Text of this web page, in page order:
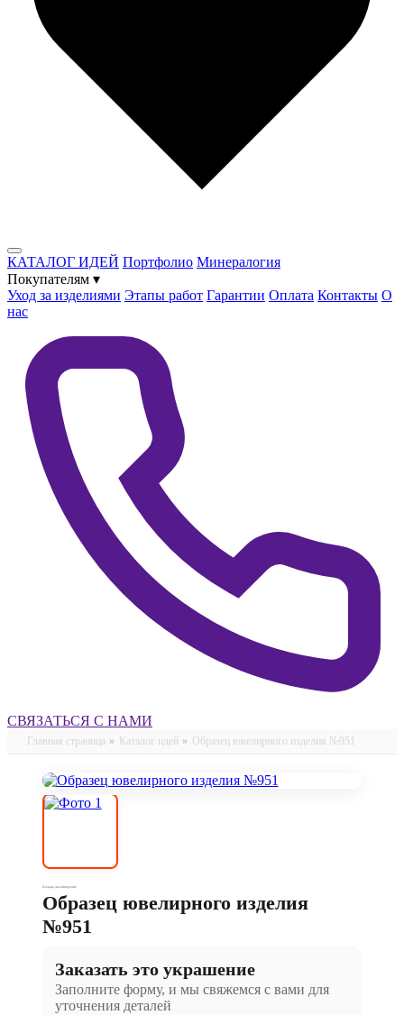
КАТАЛОГ ИДЕЙ Портфолио Минералогия
Покупателям ▾
Уход за изделиями Этапы работ Гарантии Оплата Контакты О
нас
СВЯЗАТЬСЯ С НАМИ
Главная страница » Каталог идей » Образец ювелирного изделия №951
Кольца дизайнерские
Образец ювелирного изделия
№951
Заказать это украшение
Заполните форму, и мы свяжемся с вами для
уточнения деталей